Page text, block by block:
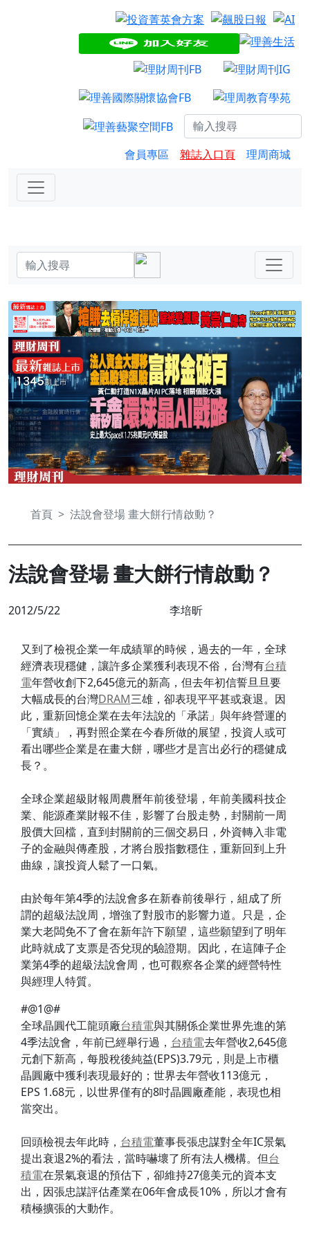
會員專區 雜誌入口頁 理周商城
首頁 法說會登場 畫大餅行情啟動？
法說會登場 畫大餅行情啟動？
2012/5/22 李培昕
又到了檢視企業一年成績單的時候，過去的一年，全球
經濟表現穩健，讓許多企業獲利表現不俗，台灣有台積
電年營收創下2,645億元的新高，但去年初信誓旦旦要
大幅成長的台灣DRAM三雄，卻表現平平甚或衰退。因
此，重新回憶企業在去年法說的「承諾」與年終營運的
「實績」，再對照企業在今春所做的展望，投資人或可
看出哪些企業是在畫大餅，哪些才是言出必行的穩健成
長？。
全球企業超級財報周農曆年前後登場，年前美國科技企
業、能源產業財報不佳，影響了台股走勢，封關前一周
股價大回檔，直到封關前的三個交易日，外資轉入非電
子的金融與傳產股，才將台股指數穩住，重新回到上升
曲線，讓投資人鬆了一口氣。
由於每年第4季的法說會多在新春前後舉行，組成了所
謂的超級法說周，增強了對股市的影響力道。只是，企
業大老闆免不了會在新年許下願望，這些願望到了明年
此時就成了支票是否兌現的驗證期。因此，在這陣子企
業第4季的超級法說會周，也可觀察各企業的經營特性
與經理人特質。
#@1@#
全球晶圓代工龍頭廠台積電與其關係企業世界先進的第
4季法說會，年前已經舉行過， 台積電去年營收2,645億
元創下新高，每股稅後純益(EPS)3.79元，則是上市櫃
晶圓廠中獲利表現最好的；世界去年營收113億元，
EPS 1.68元，以世界僅有的8吋晶圓廠產能，表現也相
當突出。
回頭檢視去年此時， 台積電董事長張忠謀對全年IC景氣
提出衰退2%的看法，當時嚇壞了所有法人機構。但台
積電在景氣衰退的預估下，卻維持27億美元的資本支
出，因張忠謀評估產業在06年會成長10%，所以才會有
積極擴張的大動作。